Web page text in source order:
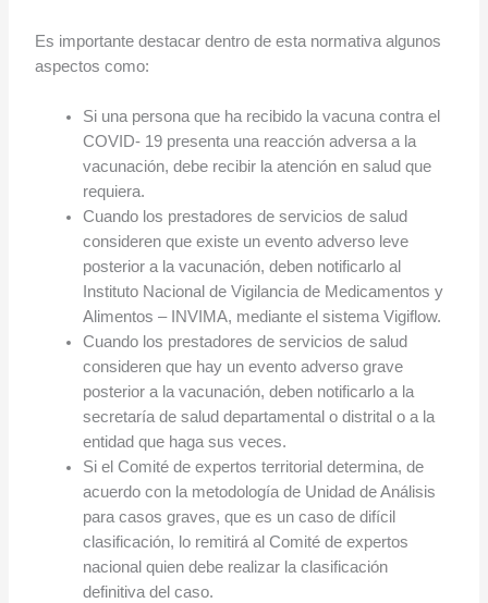
Es importante destacar dentro de esta normativa algunos
aspectos como:
Si una persona que ha recibido la vacuna contra el
COVID- 19 presenta una reacción adversa a la
vacunación, debe recibir la atención en salud que
requiera.
Cuando los prestadores de servicios de salud
consideren que existe un evento adverso leve
posterior a la vacunación, deben notificarlo al
Instituto Nacional de Vigilancia de Medicamentos y
Alimentos – INVIMA, mediante el sistema Vigiflow.
Cuando los prestadores de servicios de salud
consideren que hay un evento adverso grave
posterior a la vacunación, deben notificarlo a la
secretaría de salud departamental o distrital o a la
entidad que haga sus veces.
Si el Comité de expertos territorial determina, de
acuerdo con la metodología de Unidad de Análisis
para casos graves, que es un caso de difícil
clasificación, lo remitirá al Comité de expertos
nacional quien debe realizar la clasificación
definitiva del caso.